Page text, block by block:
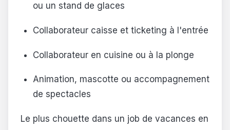
ou un stand de glaces
Collaborateur caisse et ticketing à l'entrée
Collaborateur en cuisine ou à la plonge
Animation, mascotte ou accompagnement
de spectacles
Le plus chouette dans un job de vacances en